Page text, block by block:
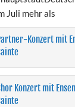
Juli mehr als
Konzert mit
Konzert mit